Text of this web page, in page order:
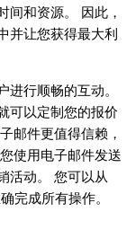
间和资源。 因此，
并让您获得最大利
行顺畅的互动。
可以定制您的报价
邮件更值得信赖，
使用电子邮件发送
活动。 您可以从
完成所有操作。